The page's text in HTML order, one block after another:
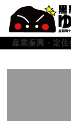
産業振興・定住